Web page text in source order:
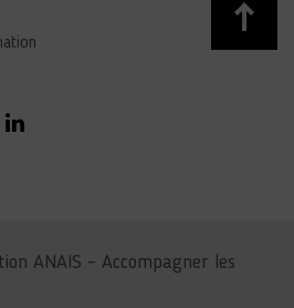
ANAIS – Accompagner les